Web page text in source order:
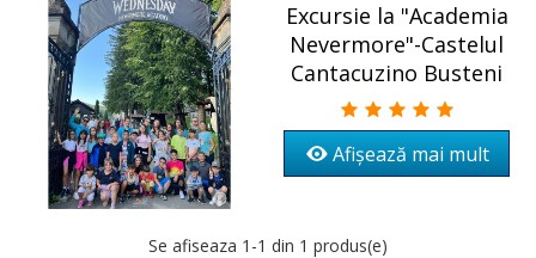
Excursie la "Academia
Nevermore"-Castelul
Cantacuzino Busteni
Afișează mai mult
Se afiseaza 1 -1 din 1 produs(e)